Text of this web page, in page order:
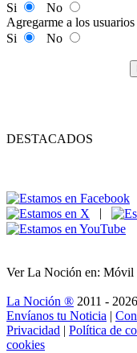
Si
No
Agregarme a los
Si
No
DESTACADOS
|
Ver La Noción en: Móvil
La Noción ® 2011 -
Envíanos tu Noticia |
Privacidad | Política de
cookies